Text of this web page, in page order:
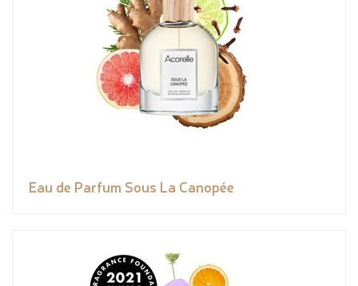
Eau de Parfum Sous La Canopée